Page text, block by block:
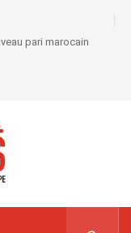
pari marocain